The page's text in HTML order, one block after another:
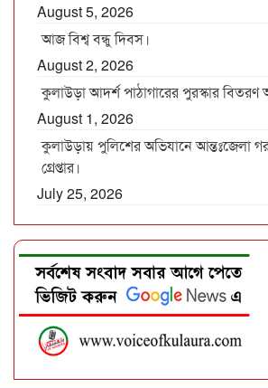
August 5, 2026
আজ বিশ্ব বন্ধু দিবস।
August 2, 2026
কুলাউড়া আদর্শ পাঠাগারের পুরস্কার বিতরণ
August 1, 2026
কুলাউড়ায় পুলিশের অভিযানে আন্তঃজেলা
গ্রেপ্তার।
July 25, 2026